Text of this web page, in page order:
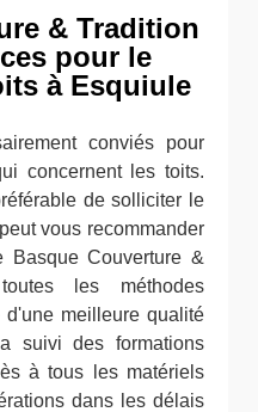
& Tradition
pour le
à Esquiule
conviés pour
concernent les toits.
de solliciter le
vous recommander
Couverture &
les méthodes
meilleure qualité
suivi des formations
à tous les matériels
dans les délais